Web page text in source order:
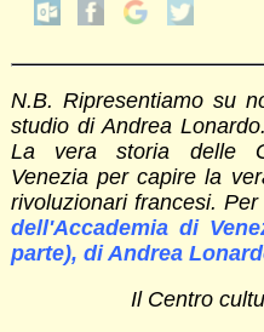
N.B. Ripresentiamo su
studio di Andrea
La vera storia delle
Venezia per capire la
rivoluzionari francesi.
dell'Accademia di
parte), di Andrea
Il Centro